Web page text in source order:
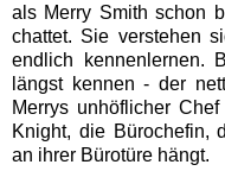
als Merry Smith schon
chattet. Sie verstehen
endlich kennenlernen.
längst kennen - der
Merrys unhöflicher
Knight, die Bürochefin,
an ihrer Bürotüre hängt.